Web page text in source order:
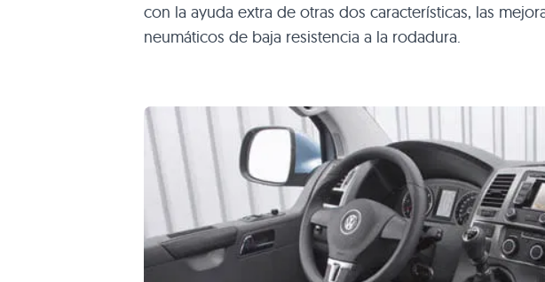
con la ayuda extra de otras dos características, las
neumáticos de baja resistencia a la rodadura.